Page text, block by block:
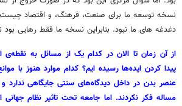
نسخه توسعه ما برای صنعت، فرهنگ، و اقتصاد
دغدغه های ما نبود. بنابراین نسخه ما فقط رهایی بود
از آن زمان تا الان در کدام یک از مسائل به
پیدا کردن ایده‌ها رسیده ایم؟ کدام موارد هنوز با
عنصر بدن در داخل دیدگاه‌های سنتی جایگاهی ندارد
مساله فکر نکردند. اما جامعه تحت تاثیر نظام